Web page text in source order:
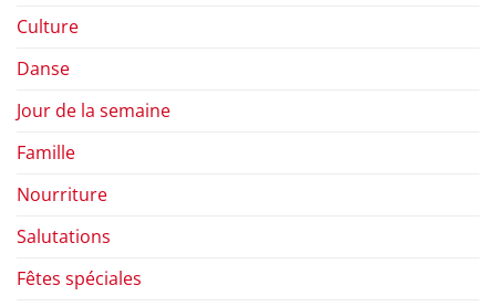
Culture
Danse
Jour de la semaine
Famille
Nourriture
Salutations
Fêtes spéciales